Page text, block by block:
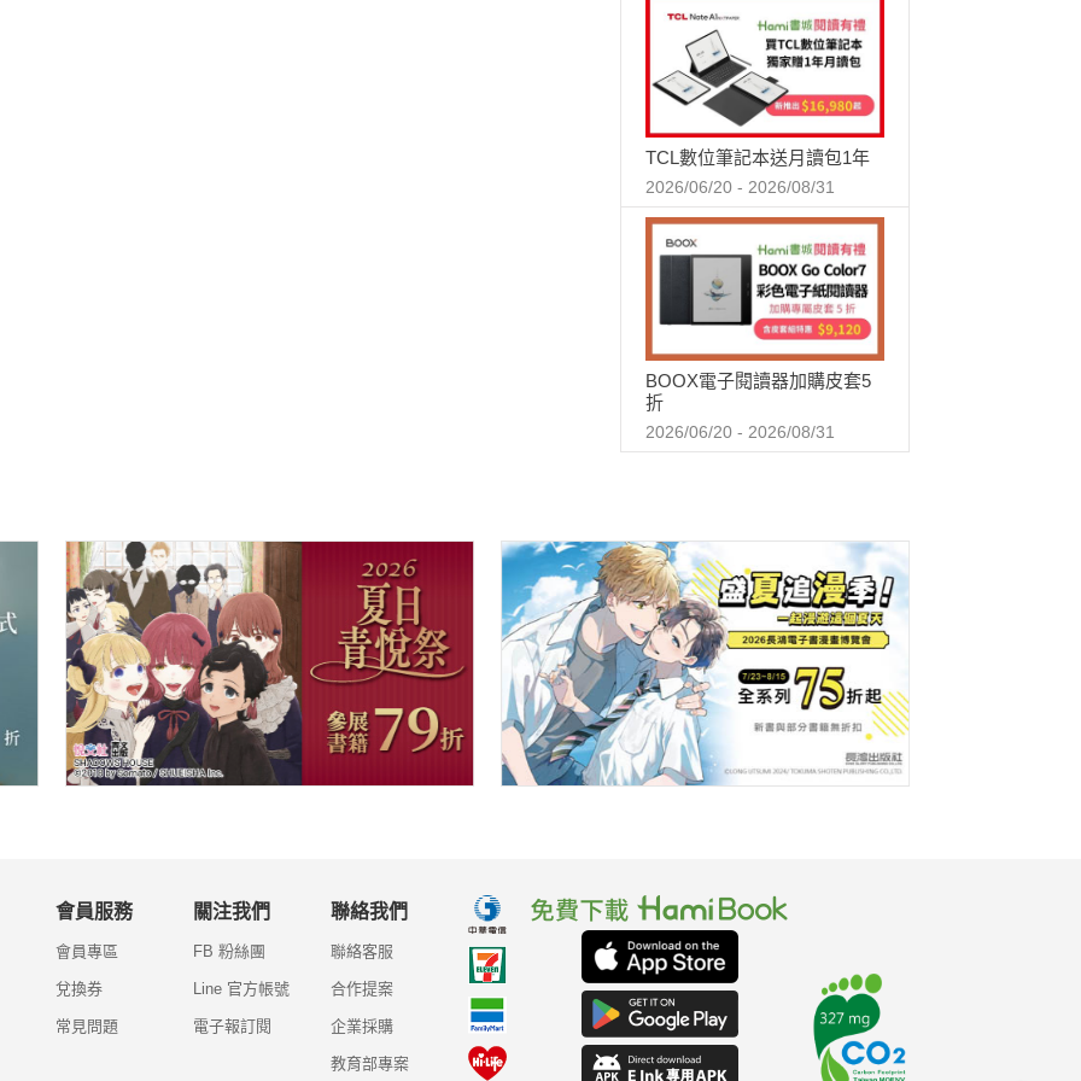
TCL數位筆記本送月讀包1年
2026/06/20 - 2026/08/31
BOOX電子閱讀器加購皮套5
折
2026/06/20 - 2026/08/31
會員服務
會員專區
兌換券
常見問題
關注我們
FB 粉絲團
Line 官方帳號
電子報訂閱
聯絡我們
聯絡客服
合作提案
企業採購
教育部專案